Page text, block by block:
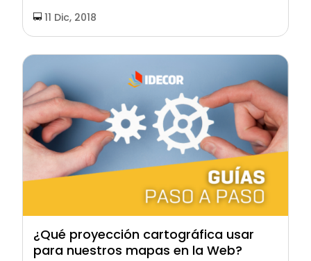
11 Dic, 2018
¿Qué proyección cartográfica usar
para nuestros mapas en la Web?